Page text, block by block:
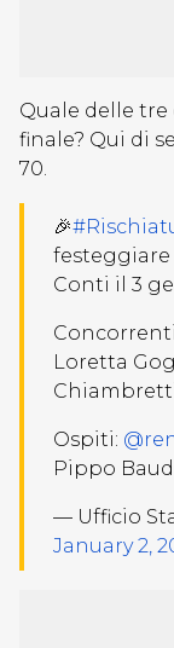
Quale delle
finale? Qui di
70.
🎉
festeggiare
Conti il 3
Loretta
Ospiti:
Pippo
— Ufficio
January 2,